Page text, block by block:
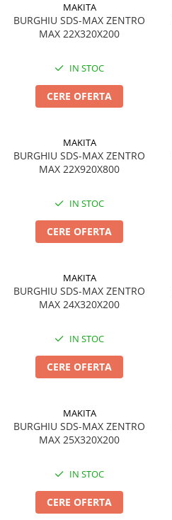
MAKITA
BURGHIU SDS-MAX ZENTRO
MAX 22X320X200
IN STOC
CERE OFERTA
MAKITA
BURGHIU SDS-MAX ZENTRO
MAX 22X920X800
IN STOC
CERE OFERTA
MAKITA
BURGHIU SDS-MAX ZENTRO
MAX 24X320X200
IN STOC
CERE OFERTA
MAKITA
BURGHIU SDS-MAX ZENTRO
MAX 25X320X200
IN STOC
CERE OFERTA